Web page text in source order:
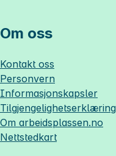
Om oss
Kontakt oss
Personvern
Informasjonskapsler
Tilgjengelighetserklæring
Om arbeidsplassen.no
Nettstedkart